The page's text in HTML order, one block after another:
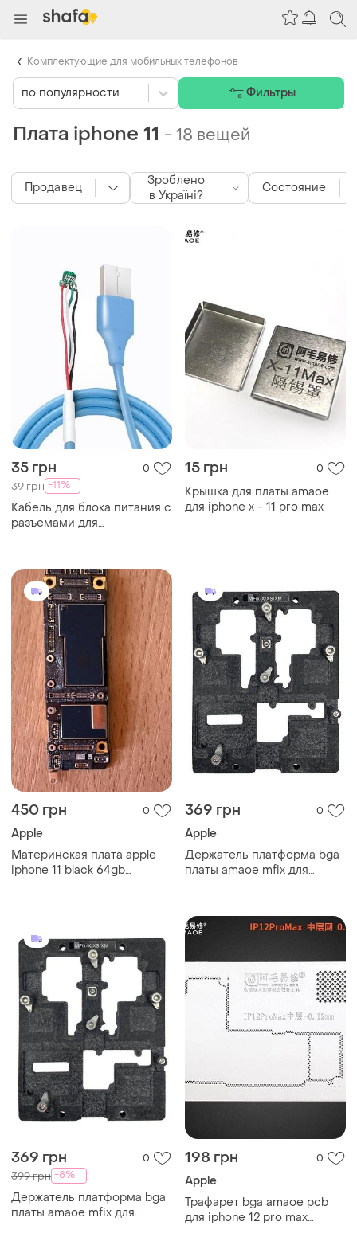
Плата iphone 11 -18 вещей
35 грн 0
39 грн -11%
Кабель для блока питания с
разъемами для
pro / 11 max
15 грн 0
Крышка для платы amaoe
для iphone x - 11 pro max
450 грн 0
Apple
Материнская плата apple
iphone 11 black 64gb
369 грн 0
Apple
Держатель платформа bga
платы amaoe mfix для
369 грн 0
399 грн -8%
Держатель платформа bga
платы amaoe mfix для
198 грн 0
Apple
Трафарет bga amaoe pcb
для iphone 12 pro max
Продавец
Зроблено
в Україні?
Состояние
по популярности Фильтры
Комплектующие для мобильных телефонов